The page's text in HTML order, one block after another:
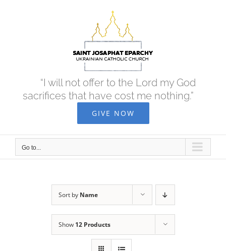
“I will not offer to the Lord my God
sacrifices that have cost me nothing.”
GIVE NOW
Go to...
Sort by Name
Show 12 Products